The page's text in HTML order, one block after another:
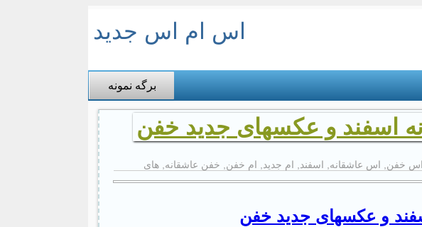
اس ام اس جدید
برگه نمونه
اسفند و عکسهای جدید خفن
اس خفن اس عاشقانه اسفند ام جدید ام خفن خفن عاشقانه های
و عکسهای جدید خفن